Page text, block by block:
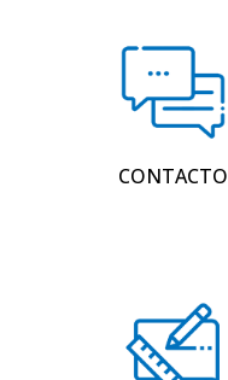
CONTACTO